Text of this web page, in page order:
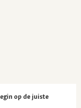
op de juiste